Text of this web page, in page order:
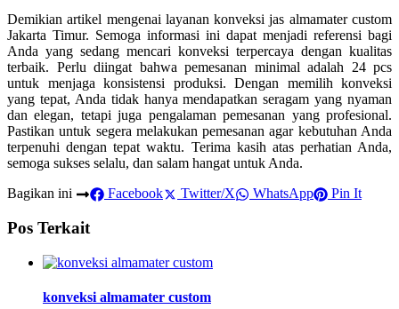
Demikian artikel mengenai layanan konveksi jas almamater custom
Jakarta Timur. Semoga informasi ini dapat menjadi referensi bagi
Anda yang sedang mencari konveksi terpercaya dengan kualitas
terbaik. Perlu diingat bahwa pemesanan minimal adalah 24 pcs
untuk menjaga konsistensi produksi. Dengan memilih konveksi
yang tepat, Anda tidak hanya mendapatkan seragam yang nyaman
dan elegan, tetapi juga pengalaman pemesanan yang profesional.
Pastikan untuk segera melakukan pemesanan agar kebutuhan Anda
terpenuhi dengan tepat waktu. Terima kasih atas perhatian Anda,
semoga sukses selalu, dan salam hangat untuk Anda.
Bagikan ini
Facebook Twitter/X WhatsApp Pin It
Pos Terkait
konveksi almamater custom